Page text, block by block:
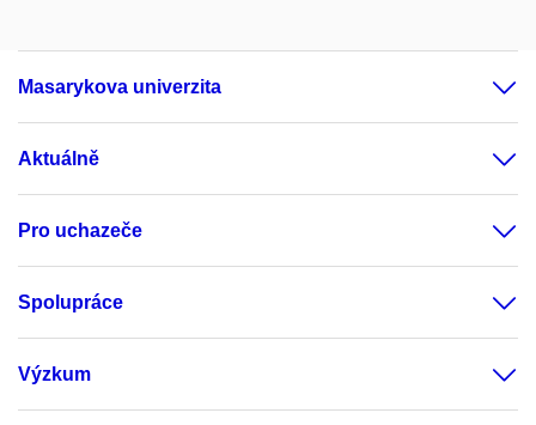
Masarykova univerzita
Aktuálně
Pro uchazeče
Spolupráce
Výzkum